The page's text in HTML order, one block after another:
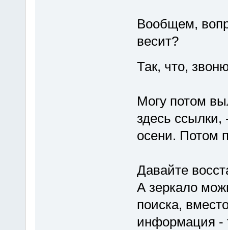
Вообщем,
весит?
Так, что,
Могу потом
здесь
осени. Потом
Давайте
А зеркало
поиска,
информация -